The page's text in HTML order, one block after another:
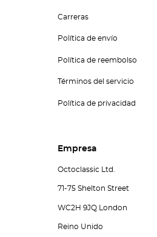
Carreras
Política de envío
Política de reembolso
Términos del servicio
Política de privacidad
Empresa
Octoclassic Ltd.
71-75 Shelton Street
WC2H 9JQ London
Reino Unido